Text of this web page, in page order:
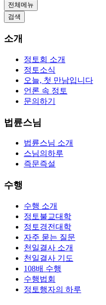
전체메뉴
검색
소개
정토회 소개
정토소식
오늘, 첫 만남입니다
언론 속 정토
문의하기
법륜스님
법륜스님 소개
스님의하루
즉문즉설
수행
수행 소개
정토불교대학
정토경전대학
자주 묻는 질문
천일결사 소개
천일결사 기도
108배 수행
수행법회
정토행자의 하루